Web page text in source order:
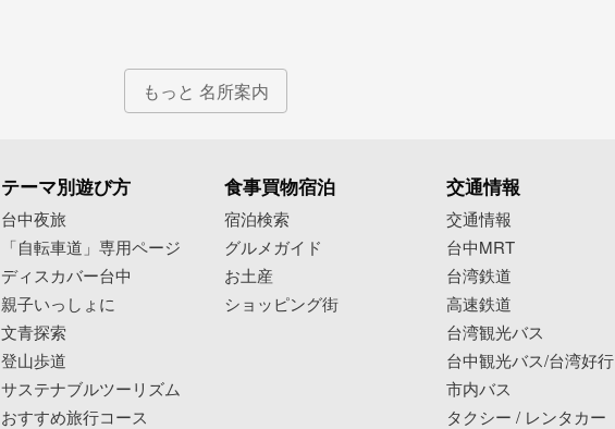
もっと 名所案内
テーマ別遊び方
台中夜旅
「自転車道」専用ページ
ディスカバー台中
親子いっしょに
文青探索
登山歩道
サステナブルツーリズム
おすすめ旅行コース
食事買物宿泊
宿泊検索
グルメガイド
お土産
ショッピング街
交通情報
交通情報
台中MRT
台湾鉄道
高速鉄道
台湾観光バス
台中観光バス/台湾好行
市内バス
タクシー / レンタカー